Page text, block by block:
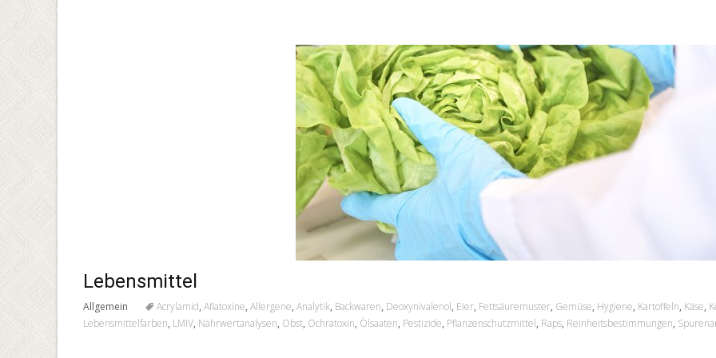
Lebensmittel
Allgemein Acrylamid, Aflatoxine, Allergene, Analytik, Backwaren, Deoxynivalenol, Eier, Fettsäuremuster, Gemüse, Hygiene, Kartoffeln, Käse,
Lebensmittelfarben, LMIV, Nährwertanalysen, Obst, Ochratoxin, Ölsaaten, Pestizide, Pflanzenschutzmittel, Raps, Reinheitsbestimmungen,